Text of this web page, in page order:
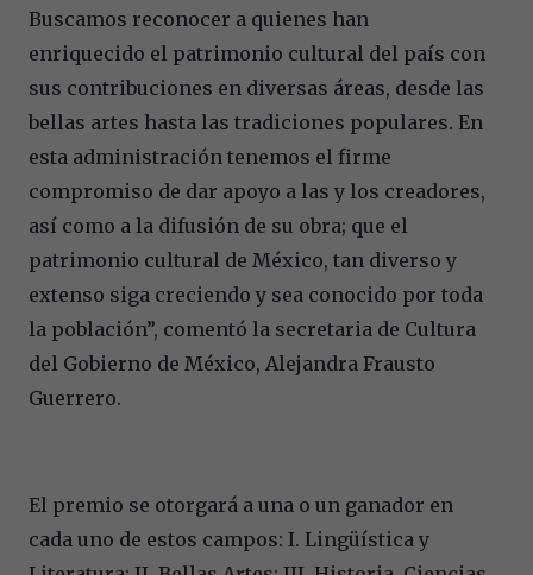
Buscamos reconocer a quienes han
enriquecido el patrimonio cultural del país con
sus contribuciones en diversas áreas, desde las
bellas artes hasta las tradiciones populares. En
esta administración tenemos el firme
compromiso de dar apoyo a las y los creadores,
así como a la difusión de su obra; que el
patrimonio cultural de México, tan diverso y
extenso siga creciendo y sea conocido por toda
la población”, comentó la secretaria de Cultura
del Gobierno de México, Alejandra Frausto
Guerrero.
El premio se otorgará a una o un ganador en
cada uno de estos campos: I. Lingüística y